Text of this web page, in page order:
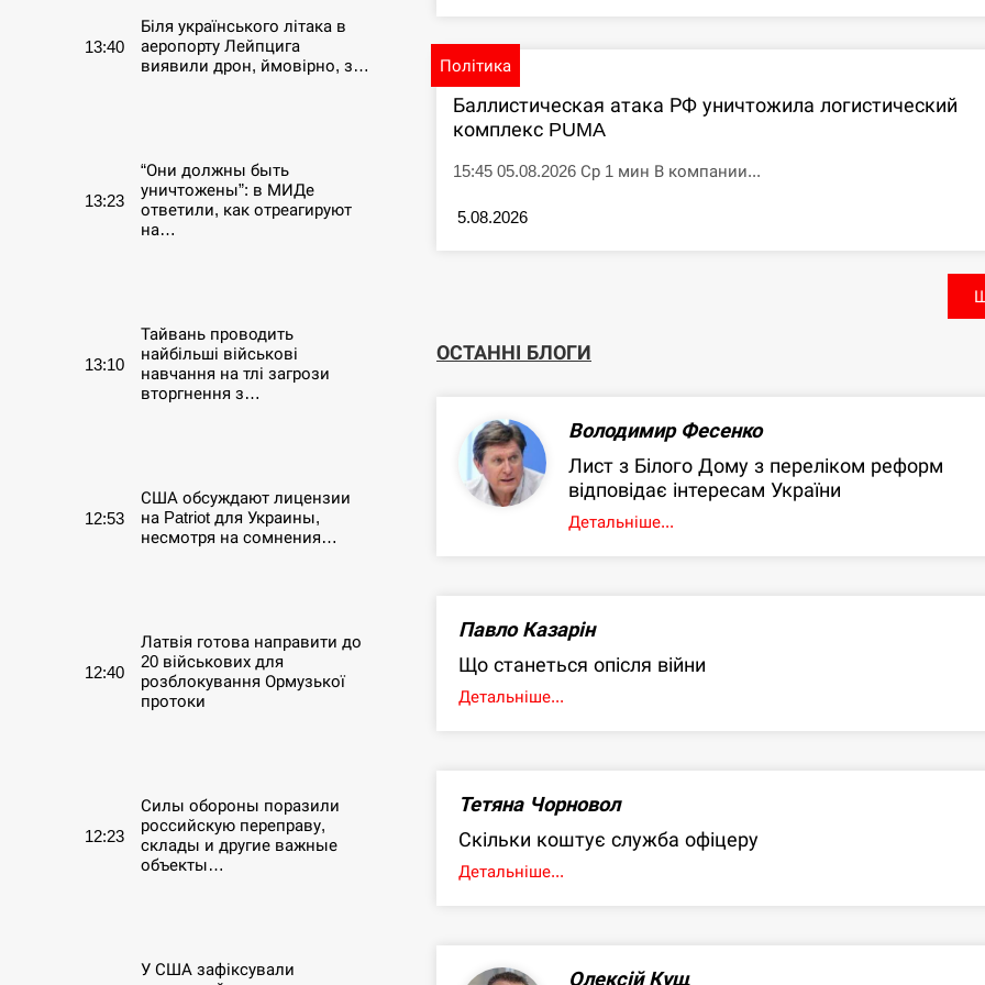
13:40
Біля українського літака в
аеропорту Лейпцига
виявили дрон, ймовірно, з…
13:23
“Они должны быть
уничтожены”: в МИДе
ответили, как отреагируют
на…
13:10
Тайвань проводить
найбільші військові
навчання на тлі загрози
вторгнення з…
12:53
США обсуждают лицензии
на Patriot для Украины,
несмотря на сомнения…
12:40
Латвія готова направити до
20 військових для
розблокування Ормузької
протоки
12:23
Силы обороны поразили
российскую переправу,
склады и другие важные
объекты…
У США зафіксували
Політика
Баллистическая атака РФ уничтожила логистический
комплекс PUMA
15:45 05.08.2026 Ср 1 мин В компании...
5.08.2026
ОСТАННІ БЛОГИ
Володимир Фесенко
Лист з Білого Дому з переліком реформ
відповідає інтересам України
Детальніше...
Павло Казарін
Що станеться опісля війни
Детальніше...
Тетяна Чорновол
Скільки коштує служба офіцеру
Детальніше...
Олексій Кущ